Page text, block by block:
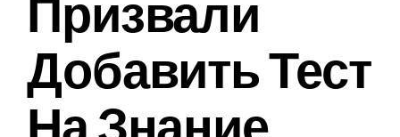
Призвали
Добавить Тест